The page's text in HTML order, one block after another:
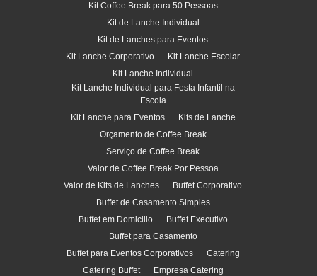
Kit Coffee Break para 50 Pessoas
Kit de Lanche Individual
Kit de Lanches para Eventos
Kit Lanche Corporativo
Kit Lanche Escolar
Kit Lanche Individual
Kit Lanche Individual para Festa Infantil na
Escola
Kit Lanche para Eventos
Kits de Lanche
Orçamento de Coffee Break
Serviço de Coffee Break
Valor de Coffee Break Por Pessoa
Valor de Kits de Lanches
Buffet Corporativo
Buffet de Casamento Simples
Buffet em Domicilio
Buffet Executivo
Buffet para Casamento
Buffet para Eventos Corporativos
Catering
Catering Buffet
Empresa Catering